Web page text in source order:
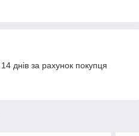
днів за рахунок покупця